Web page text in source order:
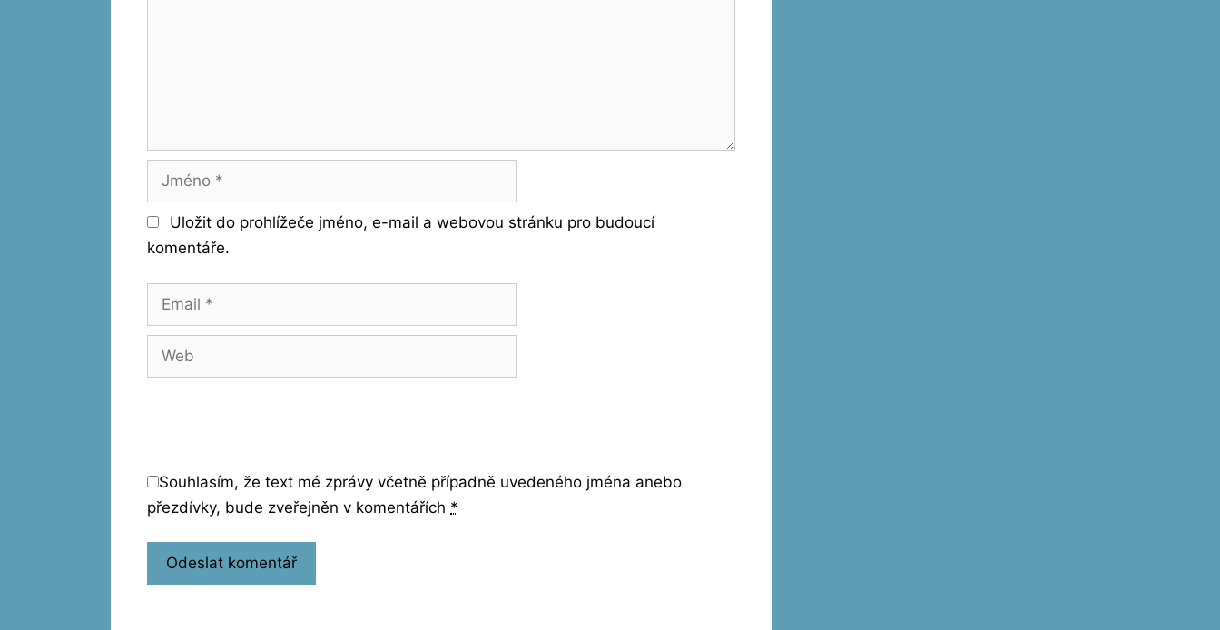
Jméno
Uložit do prohlížeče jméno, e-mail a webovou stránku pro budoucí
komentáře.
Email
Web
Souhlasím, že text mé zprávy včetně případně uvedeného jména anebo
přezdívky, bude zveřejněn v komentářích *